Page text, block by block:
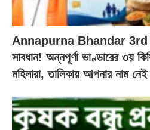
Annapurna Bhandar
সাবধান! অন্নপূর্ণা ভাণ্ডারের ৩য়
মহিলারা, তালিকায় আপনার নাম